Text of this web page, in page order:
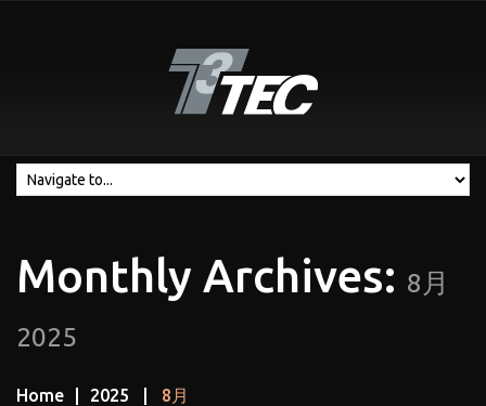
Monthly Archives: 8月
2025
Home 2025 8月